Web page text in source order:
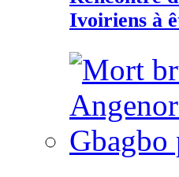
Ivoiriens à